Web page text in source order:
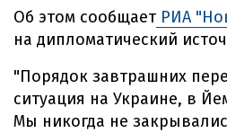
Об этом сообщает РИА
на дипломатический
"Порядок завтрашних
ситуация на Украине, в
Мы никогда не